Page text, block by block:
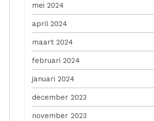
mei 2024
april 2024
maart 2024
februari 2024
januari 2024
december 2023
november 2023